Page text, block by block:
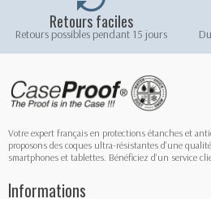
Retours faciles
Retours possibles pendant 15 jours
Votre expert français en protections étanches et
proposons des coques ultra-résistantes d'une
smartphones et tablettes. Bénéficiez d'un service
Informations